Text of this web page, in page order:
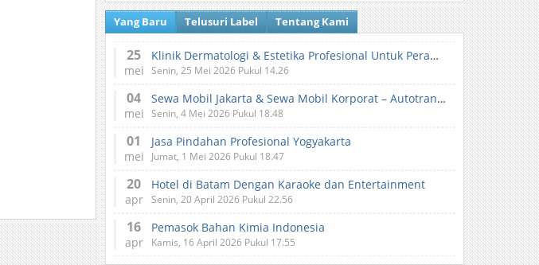
Yang Baru Telusuri Label Tentang Kami
25
mei
Klinik Dermatologi & Estetika Profesional Untuk Perawatan Kulit dan Kecantikan
Senin, 25 Mei 2026 Pukul 14.26
04
mei
Sewa Mobil Jakarta & Sewa Mobil Korporat – Autotranz Indonesia
Senin, 4 Mei 2026 Pukul 18.48
01
mei
Jasa Pindahan Profesional Yogyakarta
Jumat, 1 Mei 2026 Pukul 18.47
20
apr
Hotel di Batam Dengan Karaoke dan Entertainment
Senin, 20 April 2026 Pukul 22.56
16
apr
Pemasok Bahan Kimia Indonesia
Kamis, 16 April 2026 Pukul 17.55